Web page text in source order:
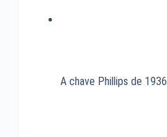
A chave Phillips de 1936